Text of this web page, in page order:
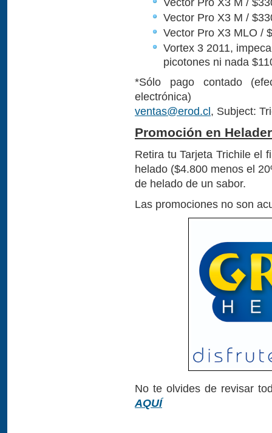
Vector Pro X3 M /
Vector Pro X3 MLO /
Vortex 3 2011,
picotones ni nada
*Sólo pago contado
electrónica)
ventas@erod.cl, Subject:
Promoción en
Retira tu Tarjeta Trichile el
helado ($4.800 menos el
de helado de un sabor.
Las promociones no son
No te olvides de revisar
AQUÍ